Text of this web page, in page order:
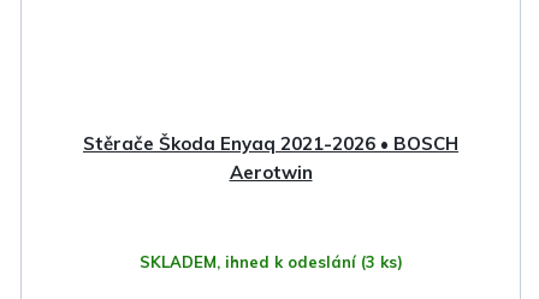
Stěrače Škoda Enyaq 2021-2026 • BOSCH
Aerotwin
SKLADEM, ihned k odeslání (3 ks)